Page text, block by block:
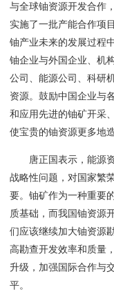
与全球铀资源开发合作
实施了一批产能合作项
铀产业未来的发展过程
铀企业与外国企业、机
公司、能源公司、科研
资源。鼓励中国企业与
和应用先进的铀矿开采
使宝贵的铀资源更多地
唐正国表示，能源资
战略性问题，对国家繁
要。铀矿作为一种重要
质基础，而我国铀资源
们应该继续加大铀资源
高勘查开发效率和质量
升级，加强国际合作与
平。